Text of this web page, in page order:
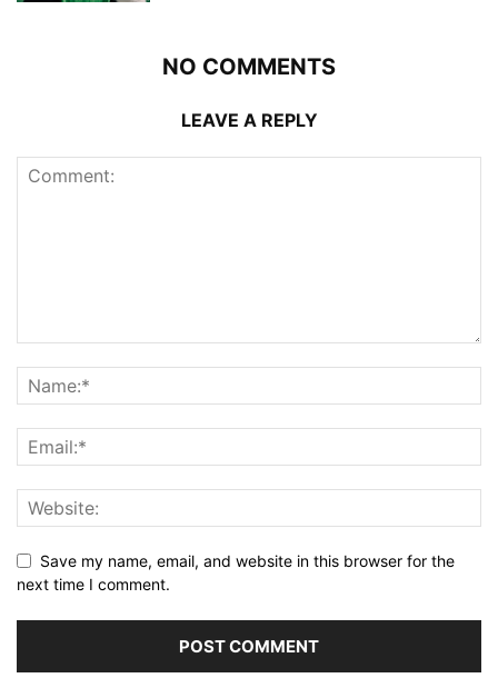
NO COMMENTS
LEAVE A REPLY
Save my name, email, and website in this browser for the
next time I comment.